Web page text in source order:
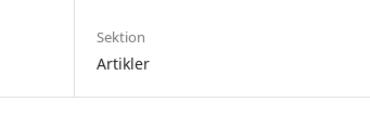
Sektion
Artikler